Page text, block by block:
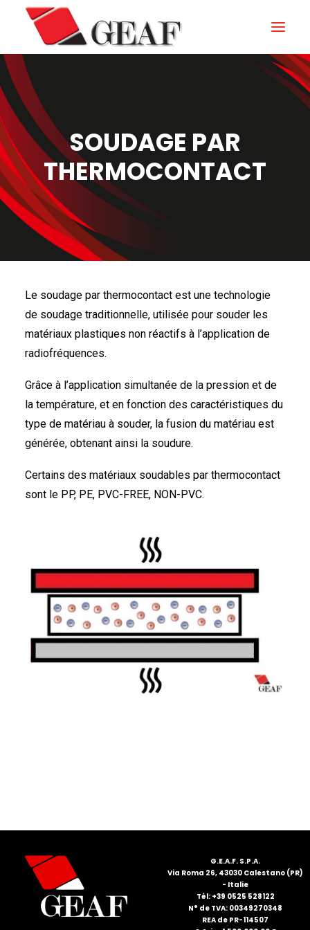
HOME
ENTERPRISE
KNOW-HOW
NOS SECTEURS
CONTACTEZ
NEWS ET ÉVÉNEMENTS
DOWNLOAD
ENGLISH
FRANÇAIS
DEUTSCH
SOUDAGE PAR
THERMOCONTACT
Le soudage par thermocontact est une technologie
de soudage traditionnelle, utilisée pour souder les
matériaux plastiques non réactifs à l’application de
radiofréquences.
Grâce à l’application simultanée de la pression et de
la température, et en fonction des caractéristiques du
type de matériau à souder, la fusion du matériau est
générée, obtenant ainsi la soudure.
Certains des matériaux soudables par thermocontact
sont le PP, PE, PVC-FREE, NON-PVC.
G.E.A.F. S.P.A.
Via Roma 26, 43030 Calestano (PR)
- Italie
Tél: +39 0525 528122
N° de TVA: 00349270348
REA de PR-114507